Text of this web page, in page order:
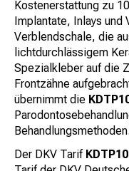
Kostenerstattung zu
Implantate, Inlays und
Verblendschale, die
lichtdurchlässigem
Spezialkleber auf die
Frontzähne
übernimmt die
Behandlungsmethoden.
Der DKV Tarif